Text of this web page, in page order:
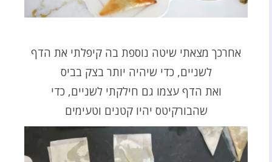
אחרכך מצאתי שיטה נוספת בה קיפלתי את הדף
לשניים, כדי שיהיה יותר בצק בביס
ואת הדף עצמו גם חילקתי לשניים, כדי
שהבורקיטס יהיו קטנים וטעימים